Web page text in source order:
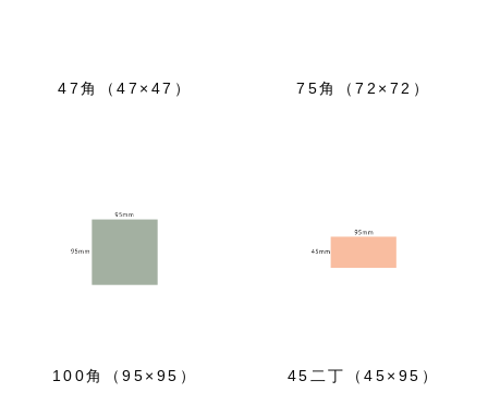
47角（47×47） 75角（72×72）
100角（95×95） 45二丁（45×95）